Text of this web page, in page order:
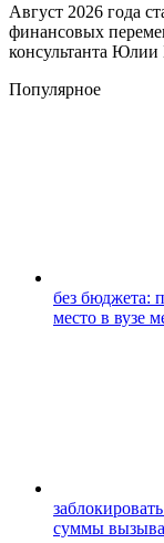
Август 2026 года
финансовых
консультанта Юлии
Популярное
без бюджета:
место в вузе
суммы